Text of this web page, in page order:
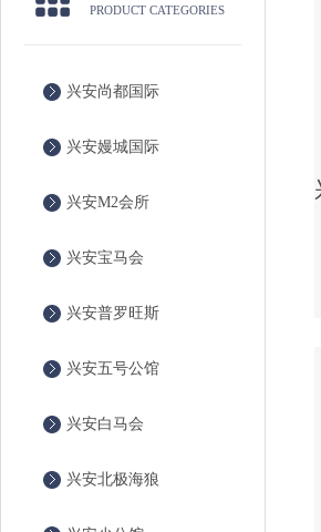
PRODUCT CATEGORIES
兴安尚都国际
兴安嫚城国际
兴安M2会所
兴安宝马会
兴安普罗旺斯
兴安五号公馆
兴安白马会
兴安北极海狼